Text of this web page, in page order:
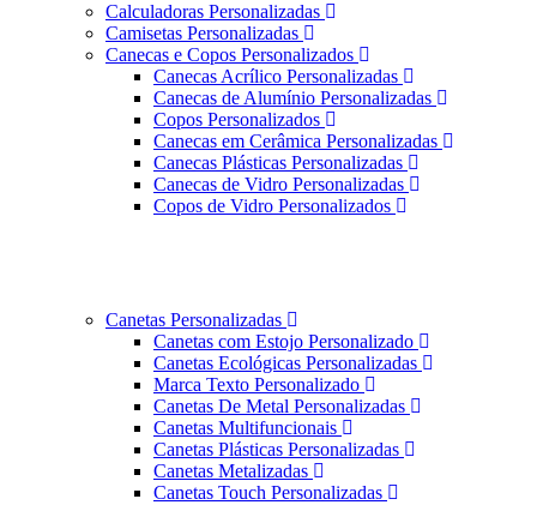
Calculadoras Personalizadas
Camisetas Personalizadas
Canecas e Copos Personalizados
Canecas Acrílico Personalizadas
Canecas de Alumínio Personalizadas
Copos Personalizados
Canecas em Cerâmica Personalizadas
Canecas Plásticas Personalizadas
Canecas de Vidro Personalizadas
Copos de Vidro Personalizados
Canetas Personalizadas
Canetas com Estojo Personalizado
Canetas Ecológicas Personalizadas
Marca Texto Personalizado
Canetas De Metal Personalizadas
Canetas Multifuncionais
Canetas Plásticas Personalizadas
Canetas Metalizadas
Canetas Touch Personalizadas